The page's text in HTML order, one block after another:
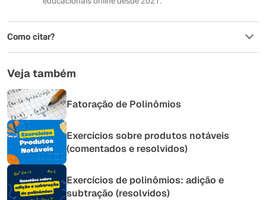
Como citar?
Veja também
Fatoração de Polinômios
Exercícios sobre produtos notáveis
(comentados e resolvidos)
Exercícios de polinômios: adição e
subtração (resolvidos)